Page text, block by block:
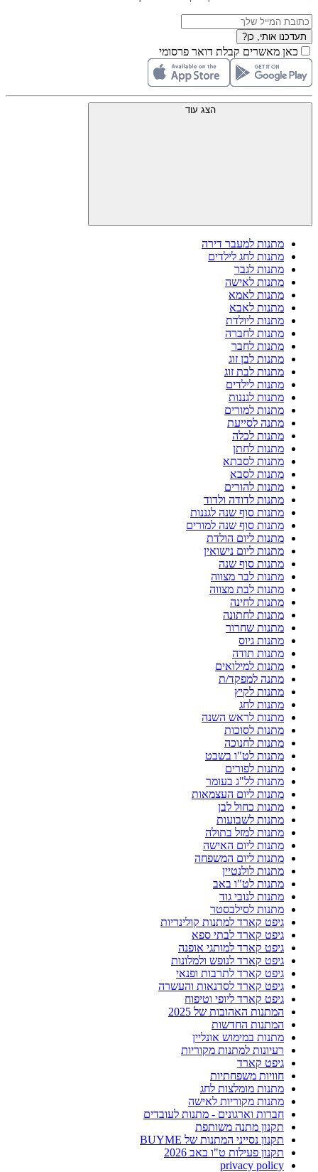
תעדכנו אותי, כן?
כאן מאשרים קבלת דואר פרסומי
הצג עוד
מתנות למעבר דירה
מתנות לחג לילדים
מתנות לגבר
מתנות לאישה
מתנות לאמא
מתנות לאבא
מתנות ליולדת
מתנות לחברה
מתנות לחבר
מתנות לבן זוג
מתנות לבת זוג
מתנות לילדים
מתנות לגננות
מתנות למורים
מתנה לסייעת
מתנות לכלה
מתנות לחתן
מתנות לסבתא
מתנות לסבא
מתנות להורים
מתנות לדודה ולדוד
מתנות סוף שנה לגננות
מתנות סוף שנה למורים
מתנות ליום הולדת
מתנות ליום נישואין
מתנות סוף שנה
מתנות לבר מצווה
מתנות לבת מצווה
מתנות לחינה
מתנות לחתונה
מתנות שחרור
מתנות גיוס
מתנות תודה
מתנות למילואים
מתנה למפקד/ת
מתנות לקיץ
מתנות לחג
מתנות לראש השנה
מתנות לסוכות
מתנות לחנוכה
מתנות לט"ו בשבט
מתנות לפורים
מתנות לל"ג בעומר
מתנות ליום העצמאות
מתנות כחול לבן
מתנות לשבועות
מתנות למזל בתולה
מתנות ליום האישה
מתנות ליום המשפחה
מתנות לולנטיין
מתנות לט"ו באב
מתנות לנובי גוד
מתנות לסילבסטר
גיפט קארד למתנות קולינריות
גיפט קארד לבתי ספא
גיפט קארד למותגי אופנה
גיפט קארד לנופש ולמלונות
גיפט קארד לתרבות ופנאי
גיפט קארד לסדנאות והעשרה
גיפט קארד ליופי וטיפוח
המתנות האהובות של 2025
המתנות החדשות
מתנות במימוש אונליין
רעיונות למתנות מקוריות
גיפט קארד
חוויות משפחתיות
מתנות מומלצות לחג
מתנות מקוריות לאישה
חברות וארגונים - מתנות לעובדים
תקנון מתנה משותפת
תקנון נסייני המתנות של BUYME
תקנון פעילות ט"ו באב 2026
privacy policy